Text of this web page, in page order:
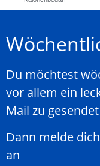
Du möchtest
vor allem ein
Mail zu
Dann melde
an